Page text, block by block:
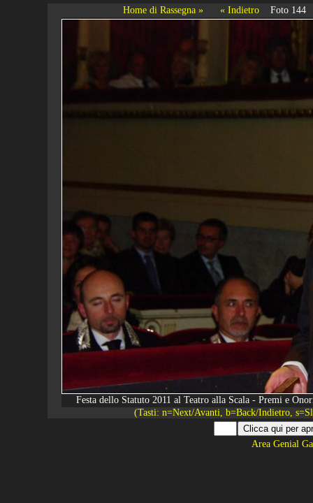
Home di Rassegna » « Indietro Foto 144
Festa dello Statuto 2011 al Teatro alla Scala - Premi e
(Tasti: n=Next/Avanti, b=Back/Indietro,
Area Genial